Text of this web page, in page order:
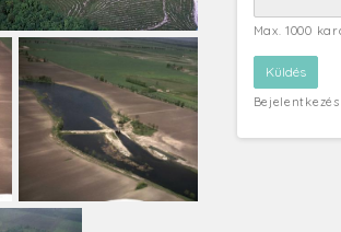
Max. 1000